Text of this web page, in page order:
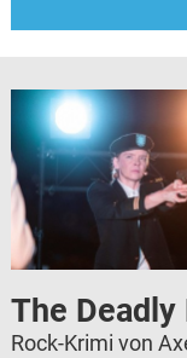
The
Rock-Krimi von